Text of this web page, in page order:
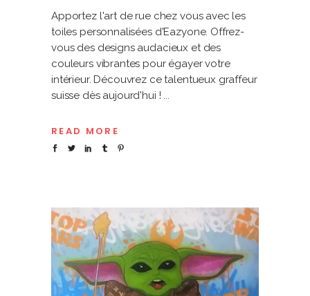
Apportez l'art de rue chez vous avec les
toiles personnalisées d'Eazyone. Offrez-
vous des designs audacieux et des
couleurs vibrantes pour égayer votre
intérieur. Découvrez ce talentueux graffeur
suisse dès aujourd'hui !
READ MORE